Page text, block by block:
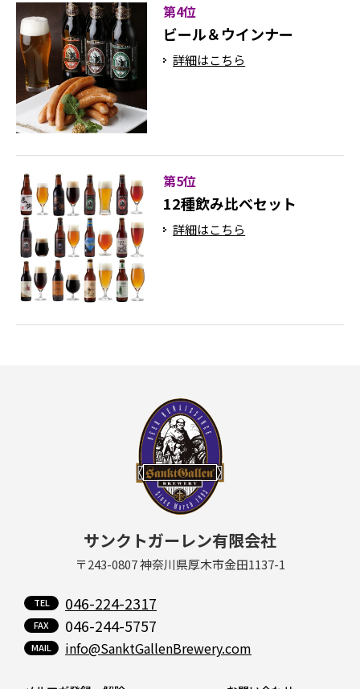
第4位
ビール＆ウインナー
詳細はこちら
第5位
12種飲み比べセット
詳細はこちら
サンクトガーレン有限会社
〒243-0807 神奈川県厚木市金田1137-1
046-224-2317
046-244-5757
info@SanktGallenBrewery.com